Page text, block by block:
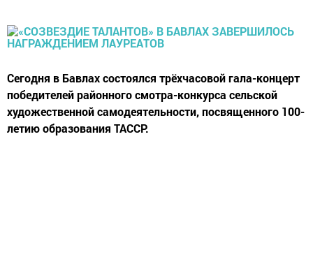
Сегодня в Бавлах состоялся трёхчасовой гала-концерт
победителей районного смотра-конкурса сельской
художественной самодеятельности, посвященного 100-
летию образования ТАССР.